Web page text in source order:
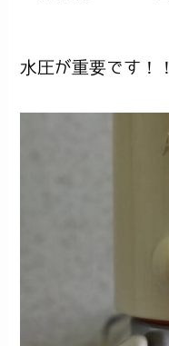
水圧が重要です！！